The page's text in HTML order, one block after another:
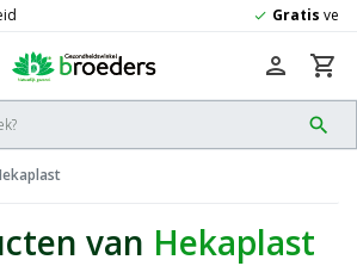
Gratis
search
person shopping_cart
van Hekaplast